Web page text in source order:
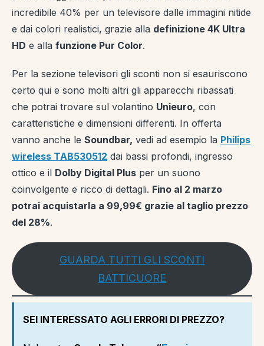
incredibile 40% per un televisore dalle immagini nitide
e dai colori realistici, grazie alla definizione 4K Ultra
HD e alla funzione Pur Color.
Per la sezione televisori gli sconti non si esauriscono
certo qui e sono molti altri gli apparecchi ribassati
che potrai trovare sul volantino Unieuro, con
caratteristiche e dimensioni differenti. In offerta
vanno anche le Soundbar, vedi ad esempio la Philips
wireless TAB530512 dai bassi profondi, ingresso
ottico e il Dolby Digital Plus per un suono
coinvolgente e ricco di dettagli. Fino al 2 marzo
potrai acquistarla a 99,99€ grazie al taglio prezzo
del 28%.
GUARDA TUTTI GLI SCONTI
BATTICUORE
SEI INTERESSATO AGLI ERRORI DI PREZZO?